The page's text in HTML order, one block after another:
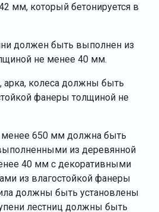
мм, который бетонируется в
должен быть выполнен из
не менее 40 мм.
арка, колеса должны быть
фанеры толщиной не
менее 650 мм должна быть
из деревянной
40 мм с декоративными
из влагостойкой фанеры
должны быть установлены
лестниц должны быть